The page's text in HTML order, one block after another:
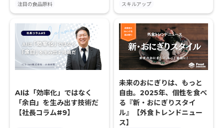
注目の食品原料 スキルアップ
AIは「効率化」ではなく
「余白」を生み出す技術だ
【社長コラム#9】
未来のおにぎりは、もっと
自由。2025年、個性を食べ
る『新・おにぎりスタイ
ル』【外食トレンドニュー
ス】